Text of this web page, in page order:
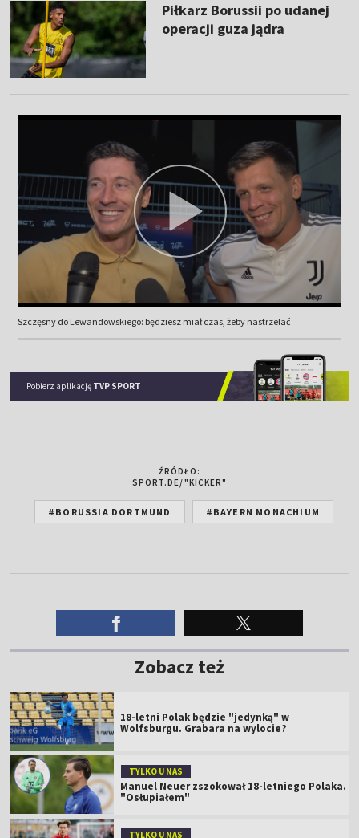
Piłkarz Borussii po udanej
operacji guza jądra
Szczęsny do Lewandowskiego: będziesz miał czas, żeby nastrzelać
Pobierz aplikację TVP SPORT
ŹRÓDŁO:
SPORT.DE/"KICKER"
#BORUSSIA DORTMUND #BAYERN MONACHIUM
Zobacz też
18-letni Polak będzie "jedynką" w
Wolfsburgu. Grabara na wylocie?
TYLKO U NAS
Manuel Neuer zszokował 18-letniego Polaka.
"Osłupiałem"
TYLKO U NAS